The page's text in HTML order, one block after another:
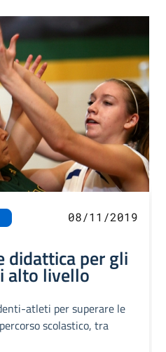
08/11/2019
didattica per gli
alto livello
atleti per superare le
scolastico, tra